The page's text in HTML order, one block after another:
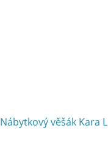
Nábytkový věšák Kara L